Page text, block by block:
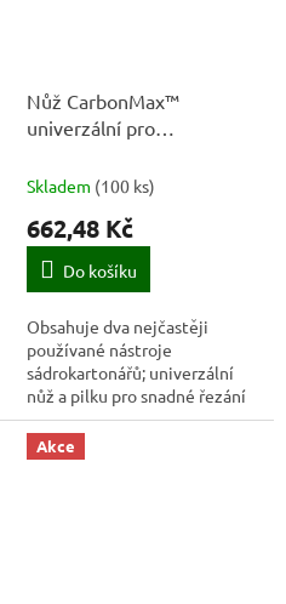
Nůž CarbonMax™
univerzální pro
Fiskars
Skladem (100 ks)
662,48 Kč
Do košíku
Obsahuje dva nejčastěji
používané nástroje
sádrokartonářů; univerzální
nůž a pilku pro snadné řezání
sádrokartonu.
Akce